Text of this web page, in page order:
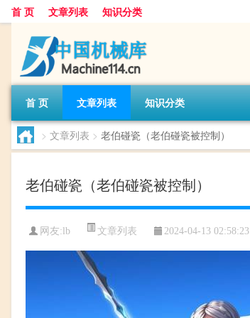
首 页 文章列表 知识分类
首 页 文章列表 知识分类
> 文章列表 > 老伯碰瓷（老伯碰瓷被控制）
老伯碰瓷（老伯碰瓷被控制）
网友:lb 文章列表 2024-04-13 02:58:23